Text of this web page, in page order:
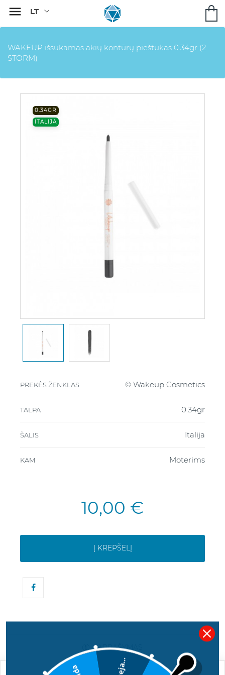

WAKEUP išsukamas akių kontūrų pieštukas 0.34gr (2
STORM)
0.34GR
ITALIJA
PREKĖS ŽENKLAS © Wakeup Cosmetics
TALPA 0.34gr
ŠALIS Italija
KAM Moterims
10,00 €
Į KREPŠELĮ
APRAŠYMAS
Deja...